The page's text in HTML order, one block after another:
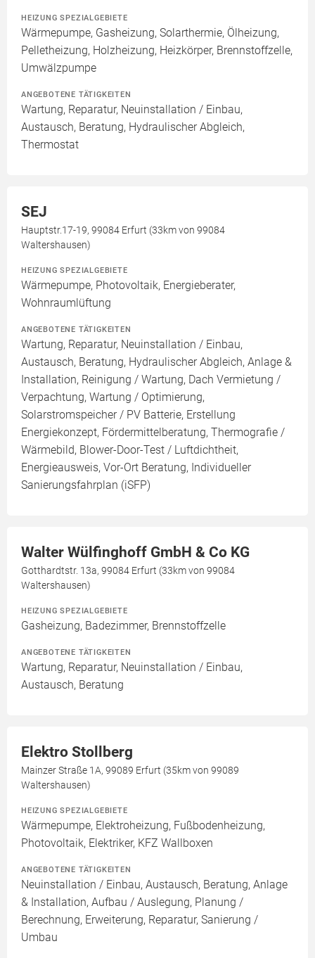
HEIZUNG SPEZIALGEBIETE
Wärmepumpe, Gasheizung, Solarthermie, Ölheizung,
Pelletheizung, Holzheizung, Heizkörper, Brennstoffzelle,
Umwälzpumpe
ANGEBOTENE TÄTIGKEITEN
Wartung, Reparatur, Neuinstallation / Einbau,
Austausch, Beratung, Hydraulischer Abgleich,
Thermostat
SEJ
Hauptstr.17-19, 99084 Erfurt (33km von 99084
Waltershausen)
HEIZUNG SPEZIALGEBIETE
Wärmepumpe, Photovoltaik, Energieberater,
Wohnraumlüftung
ANGEBOTENE TÄTIGKEITEN
Wartung, Reparatur, Neuinstallation / Einbau,
Austausch, Beratung, Hydraulischer Abgleich, Anlage &
Installation, Reinigung / Wartung, Dach Vermietung /
Verpachtung, Wartung / Optimierung,
Solarstromspeicher / PV Batterie, Erstellung
Energiekonzept, Fördermittelberatung, Thermografie /
Wärmebild, Blower-Door-Test / Luftdichtheit,
Energieausweis, Vor-Ort Beratung, Individueller
Sanierungsfahrplan (iSFP)
Walter Wülfinghoff GmbH & Co KG
Gotthardtstr. 13a, 99084 Erfurt (33km von 99084
Waltershausen)
HEIZUNG SPEZIALGEBIETE
Gasheizung, Badezimmer, Brennstoffzelle
ANGEBOTENE TÄTIGKEITEN
Wartung, Reparatur, Neuinstallation / Einbau,
Austausch, Beratung
Elektro Stollberg
Mainzer Straße 1A, 99089 Erfurt (35km von 99089
Waltershausen)
HEIZUNG SPEZIALGEBIETE
Wärmepumpe, Elektroheizung, Fußbodenheizung,
Photovoltaik, Elektriker, KFZ Wallboxen
ANGEBOTENE TÄTIGKEITEN
Neuinstallation / Einbau, Austausch, Beratung, Anlage
& Installation, Aufbau / Auslegung, Planung /
Berechnung, Erweiterung, Reparatur, Sanierung /
Umbau